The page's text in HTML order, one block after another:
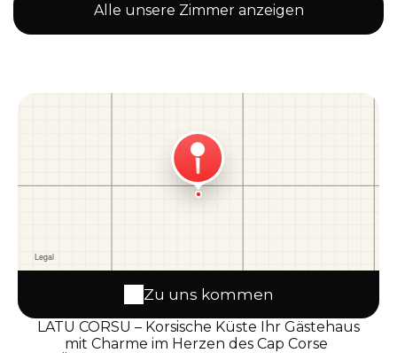
Alle unsere Zimmer anzeigen
Zu uns kommen
LATU CORSU – Korsische Küste Ihr Gästehaus
mit Charme im Herzen des Cap Corse